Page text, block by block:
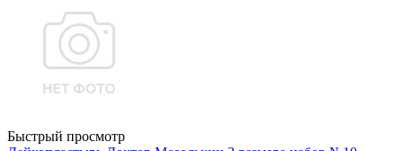
Быстрый просмотр